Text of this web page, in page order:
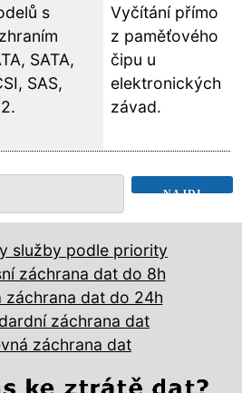
s
SATA,
SAS,
Vyčítání přímo
z paměťového
čipu u
elektronických
závad.
služby podle priority
záchrana dat do 8h
záchrana dat do 24h
záchrana dat
záchrana dat